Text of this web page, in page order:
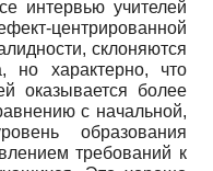
интервью учителей
склоняются
но характерно, что
оказывается более
с начальной,
образования
требований к